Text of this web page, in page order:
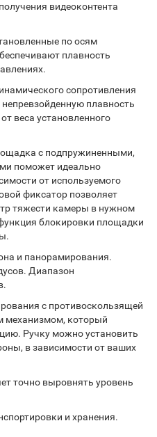
видеоконтента
по осям
плавность
сопротивления
плавность
веса установленного
c подпружиненными,
поможет идеально
от используемого
фиксатор позволяет
тяжести камеры в нужном
блокировки площадки
и панорамирования.
Диапазон
с противоскользящей
механизмом, который
Ручку можно установить
в зависимости от ваших
точно выровнять уровень
и хранения.